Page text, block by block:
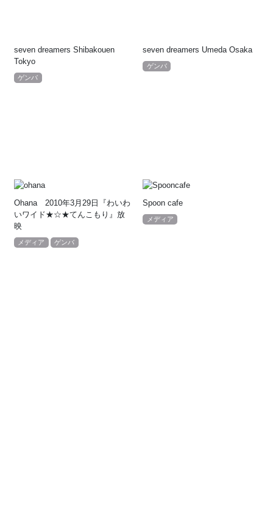
seven dreamers Shibakouen
Tokyo
ゲンバ
seven dreamers Umeda Osaka
ゲンバ
Ohana 2010年3月29日『わいわ
いワイド★☆★てんこもり』放
映
メディア ゲンバ
Spoon cafe
メディア